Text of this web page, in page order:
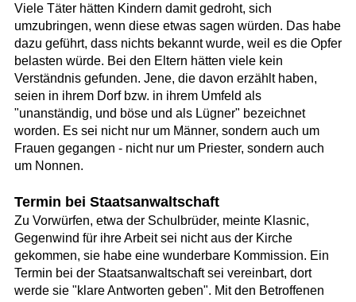
Viele Täter hätten Kindern damit gedroht, sich
umzubringen, wenn diese etwas sagen würden. Das habe
dazu geführt, dass nichts bekannt wurde, weil es die Opfer
belasten würde. Bei den Eltern hätten viele kein
Verständnis gefunden. Jene, die davon erzählt haben,
seien in ihrem Dorf bzw. in ihrem Umfeld als
"unanständig, und böse und als Lügner" bezeichnet
worden. Es sei nicht nur um Männer, sondern auch um
Frauen gegangen - nicht nur um Priester, sondern auch
um Nonnen.
Termin bei Staatsanwaltschaft
Zu Vorwürfen, etwa der Schulbrüder, meinte Klasnic,
Gegenwind für ihre Arbeit sei nicht aus der Kirche
gekommen, sie habe eine wunderbare Kommission. Ein
Termin bei der Staatsanwaltschaft sei vereinbart, dort
werde sie "klare Antworten geben". Mit den Betroffenen